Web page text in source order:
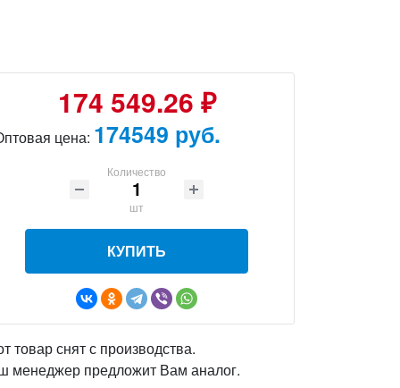
174 549.26 ₽
цена: 174549 руб.
Количество
шт
КУПИТЬ
товар снят с производства.
менеджер предложит Вам аналог.